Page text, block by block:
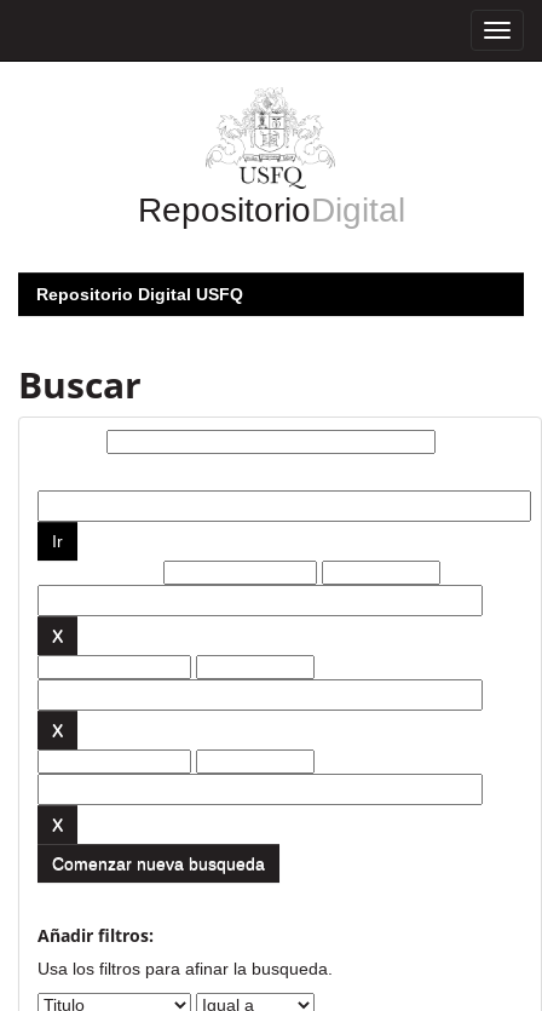
RepositorioDigital
Repositorio Digital USFQ
Buscar
Comenzar nueva busqueda
Añadir filtros:
Usa los filtros para afinar la busqueda.